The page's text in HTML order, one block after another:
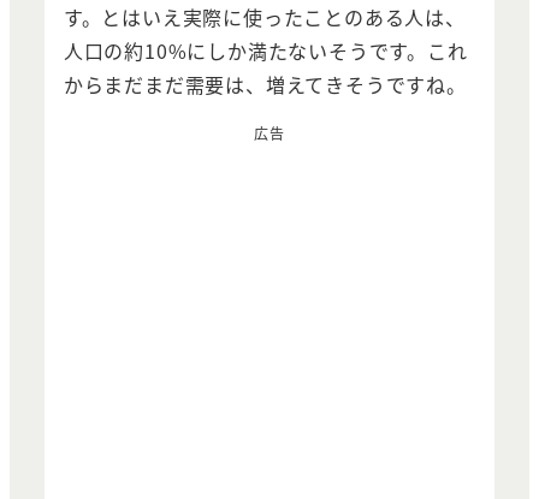
す。とはいえ実際に使ったことのある人は、
人口の約10%にしか満たないそうです。これ
からまだまだ需要は、増えてきそうですね。
広告